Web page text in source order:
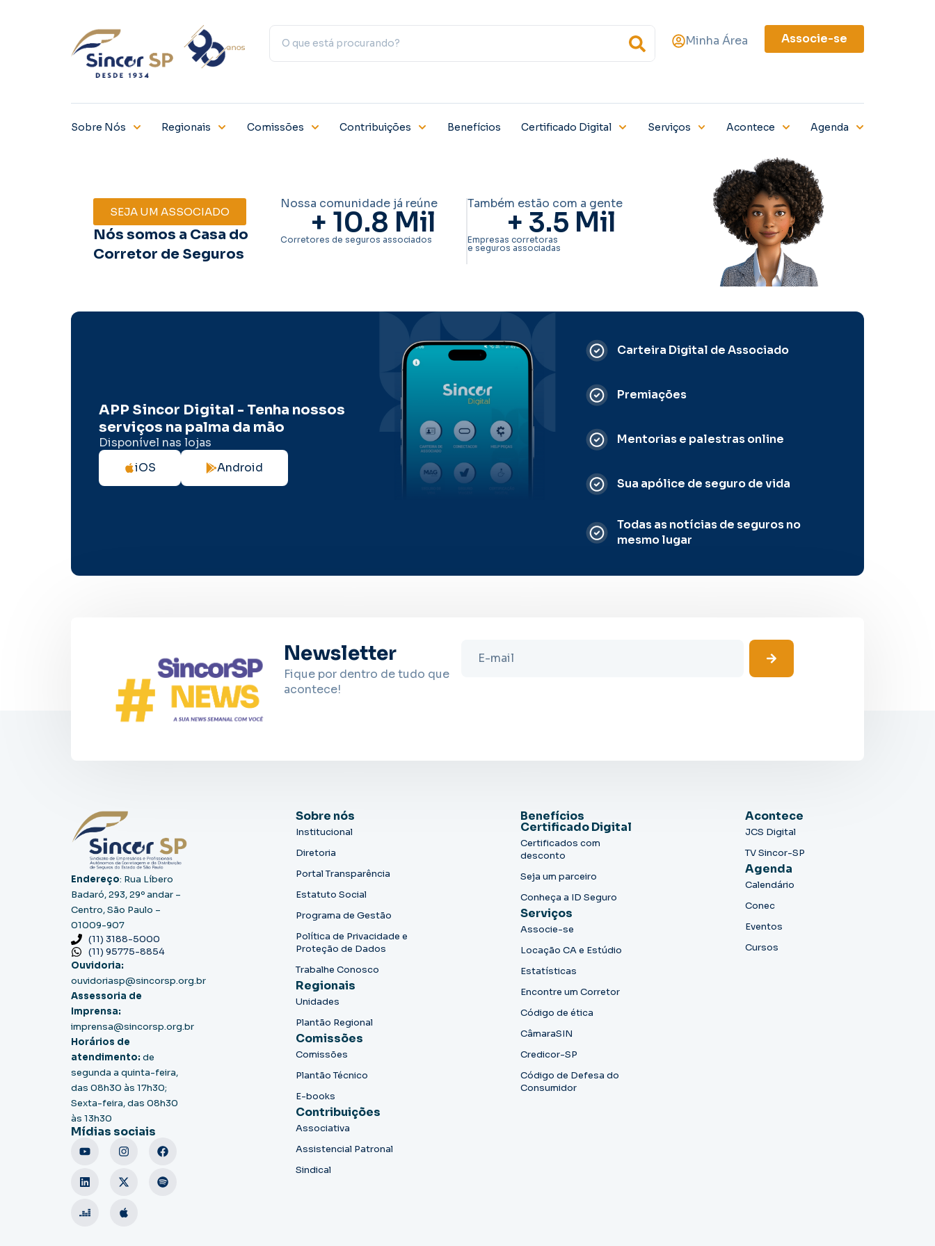
Minha Área Associe-se
Sobre Nós Regionais Comissões Contribuições Benefícios Certificado Digital Serviços Acontece Agenda
SEJA UM ASSOCIADO
Nós somos a Casa do
Corretor de Seguros
Nossa comunidade já reúne
+ 10.8 Mil
Corretores de seguros associados
Também estão com a gente
+ 3.5 Mil
Empresas corretoras
e seguros associadas
APP Sincor Digital - Tenha nossos
serviços na palma da mão
Disponível nas lojas
iOS
Android
Carteira Digital de Associado
Premiações
Mentorias e palestras online
Sua apólice de seguro de vida
Todas as notícias de seguros no
mesmo lugar
Newsletter
Fique por dentro de tudo que
acontece!
Endereço: Rua Líbero
Badaró, 293, 29º andar –
Centro, São Paulo –
01009-907
(11) 3188-5000
(11) 95775-8854
Ouvidoria:
ouvidoriasp@sincorsp.org.br
Assessoria de
Imprensa:
imprensa@sincorsp.org.br
Horários de
atendimento: de
segunda a quinta-feira,
das 08h30 às 17h30;
Sexta-feira, das 08h30
às 13h30
Mídias sociais
Sobre nós
Institucional
Diretoria
Portal Transparência
Estatuto Social
Programa de Gestão
Política de Privacidade e
Proteção de Dados
Trabalhe Conosco
Regionais
Unidades
Plantão Regional
Comissões
Comissões
Plantão Técnico
E-books
Contribuições
Associativa
Assistencial Patronal
Sindical
Benefícios
Certificado Digital
Certificados com
desconto
Seja um parceiro
Conheça a ID Seguro
Serviços
Associe-se
Locação CA e Estúdio
Estatísticas
Encontre um Corretor
Código de ética
CâmaraSIN
Credicor-SP
Código de Defesa do
Consumidor
Acontece
JCS Digital
TV Sincor-SP
Agenda
Calendário
Conec
Eventos
Cursos